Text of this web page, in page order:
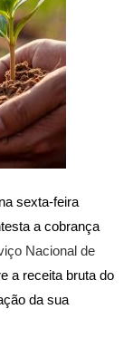
sexta-feira
a cobrança
Nacional de
a receita bruta do
da sua